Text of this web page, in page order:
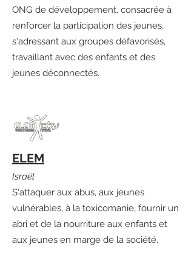
ONG de développement, consacrée à
renforcer la participation des jeunes,
s'adressant aux groupes défavorisés,
travaillant avec des enfants et des
jeunes déconnectés.
ELEM
Israël
S'attaquer aux abus, aux jeunes
vulnérables, à la toxicomanie, fournir un
abri et de la nourriture aux enfants et
aux jeunes en marge de la société.